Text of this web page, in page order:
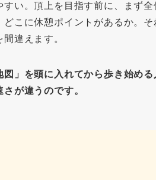
い。頂上を目指す前に、まず
こに休憩ポイントがあるか。そ
違えます。
図」を頭に入れてから歩き始め
が違うのです。